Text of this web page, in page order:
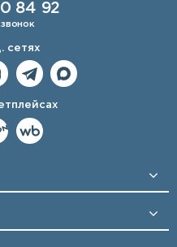
84 92
звонок
сетях